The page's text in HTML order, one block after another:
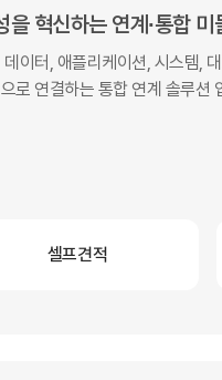
을 혁신하는 연계∙통합
데이터, 애플리케이션, 시스템,
로 연결하는 통합 연계 솔루션
셀프견적